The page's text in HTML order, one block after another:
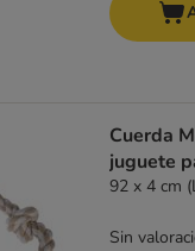
Cuerda
juguete
92 x 4 cm
Sin